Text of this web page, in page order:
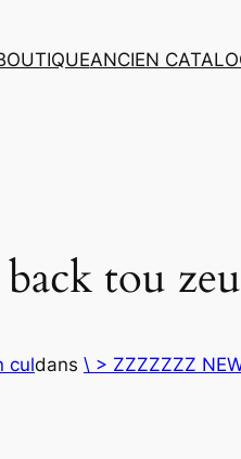
ANCIEN
tou
culdans \ > ZZZZZZZ